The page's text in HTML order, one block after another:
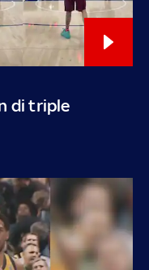
di triple